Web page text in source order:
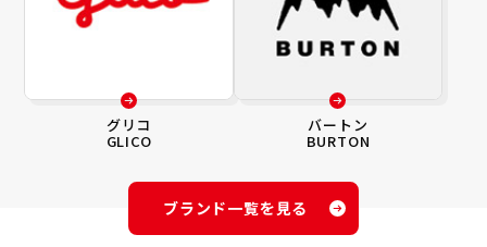
グリコ
GLICO
バートン
BURTON
ブランド一覧を見る